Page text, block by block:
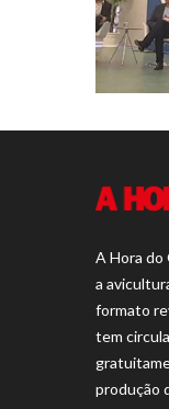
A Hora do
a
formato
tem
produção